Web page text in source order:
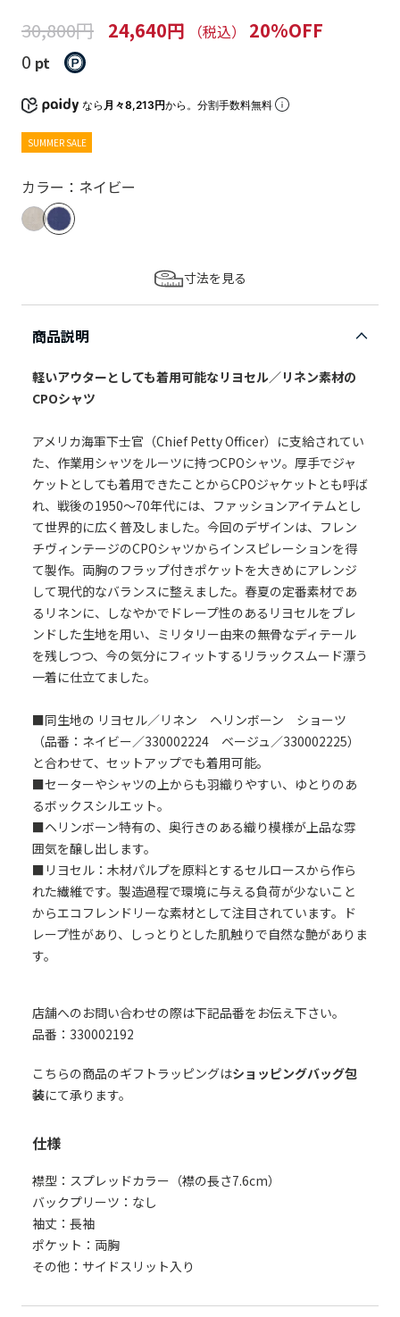
30,800円 24,640円 （税込）
20%OFF
0 pt
なら 月々8,213円から。分割手数料無料
SUMMER SALE
カラー：ネイビー
寸法を見る
商品説明
軽いアウターとしても着用可能なリヨセル／リネン素材の
CPOシャツ
アメリカ海軍下士官（Chief Petty Officer）に支給されてい
た、作業用シャツをルーツに持つCPOシャツ。厚手でジャ
ケットとしても着用できたことからCPOジャケットとも呼ば
れ、戦後の1950～70年代には、ファッションアイテムとし
て世界的に広く普及しました。今回のデザインは、フレン
チヴィンテージのCPOシャツからインスピレーションを得
て製作。両胸のフラップ付きポケットを大きめにアレンジ
して現代的なバランスに整えました。春夏の定番素材であ
るリネンに、しなやかでドレープ性のあるリヨセルをブレ
ンドした生地を用い、ミリタリー由来の無骨なディテール
を残しつつ、今の気分にフィットするリラックスムード漂う
一着に仕立てました。
■同生地の リヨセル／リネン ヘリンボーン ショーツ
（品番：ネイビー／330002224 ベージュ／330002225）
と合わせて、セットアップでも着用可能。
■セーターやシャツの上からも羽織りやすい、ゆとりのあ
るボックスシルエット。
■ヘリンボーン特有の、奥行きのある織り模様が上品な雰
囲気を醸し出します。
■リヨセル：木材パルプを原料とするセルロースから作ら
れた繊維です。製造過程で環境に与える負荷が少ないこと
からエコフレンドリーな素材として注目されています。ド
レープ性があり、しっとりとした肌触りで自然な艶がありま
す。
店舗へのお問い合わせの際は下記品番をお伝え下さい。
品番：330002192
こちらの商品のギフトラッピングはショッピングバッグ包
装にて承ります。
仕様
襟型：スプレッドカラー（襟の長さ7.6cm）
バックプリーツ：なし
袖丈：長袖
ポケット：両胸
その他：サイドスリット入り